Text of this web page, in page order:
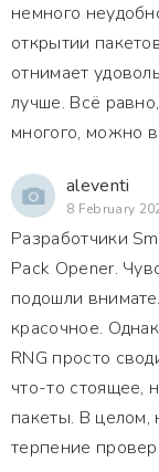
немного
открытии
отнимает
лучше. Всё
многого, можно
aleventi
8 February
Разработчики
Pack Opener.
подошли
красочное.
RNG просто
что-то стоящее,
пакеты. В целом,
терпение